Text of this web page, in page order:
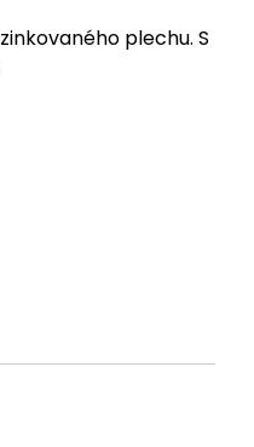
plechu. S